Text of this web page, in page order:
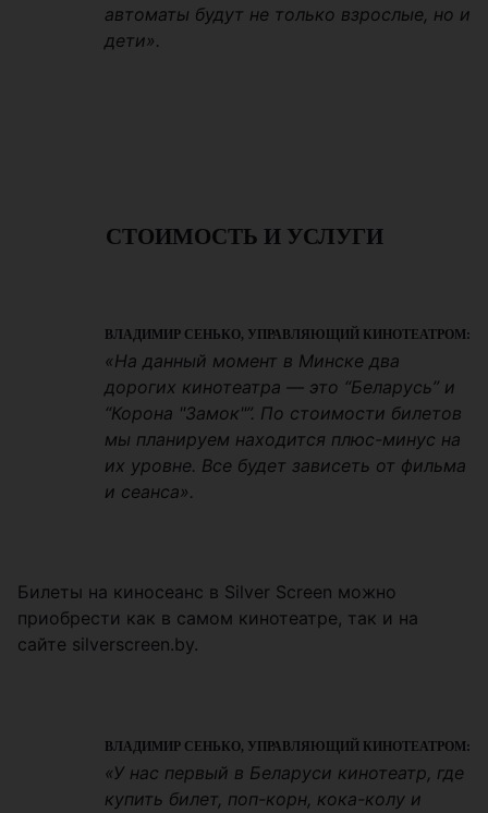
автоматы будут не только взрослые, но и
дети».
СТОИМОСТЬ И УСЛУГИ
ВЛАДИМИР СЕНЬКО, УПРАВЛЯЮЩИЙ КИНОТЕАТРОМ:
«На данный момент в Минске два
дорогих кинотеатра — это “Беларусь” и
“Корона "Замок"”. По стоимости билетов
мы планируем находится плюс-минус на
их уровне. Все будет зависеть от фильма
и сеанса».
Билеты на киносеанс в Silver Screen можно
приобрести как в самом кинотеатре, так и на
сайте silverscreen.by.
ВЛАДИМИР СЕНЬКО, УПРАВЛЯЮЩИЙ КИНОТЕАТРОМ:
«У нас первый в Беларуси кинотеатр, где
купить билет, поп-корн, кока-колу и